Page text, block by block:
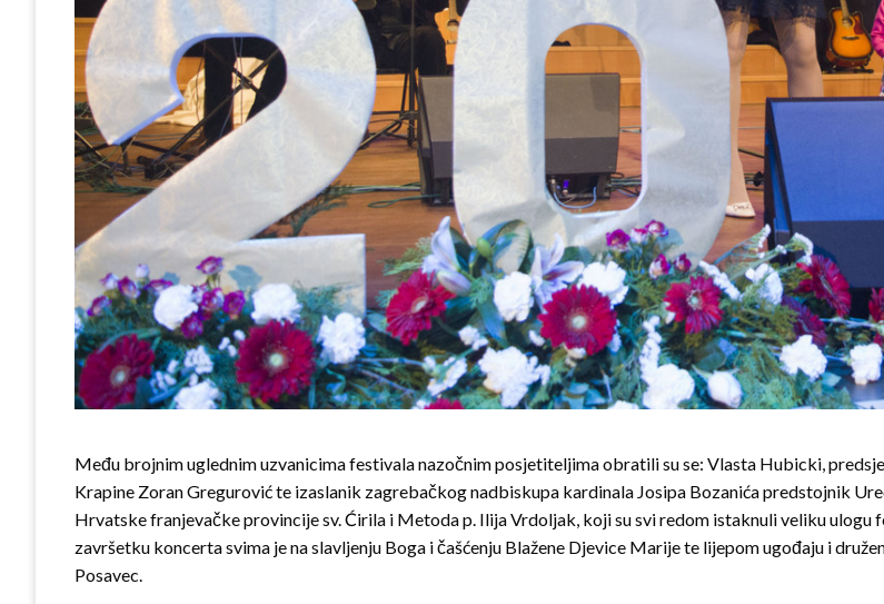
Među brojnim uglednim uzvanicima festivala nazočnim posjetiteljima obratili su se: Vlasta Hubicki,
Krapine Zoran Gregurović te izaslanik zagrebačkog nadbiskupa kardinala Josipa Bozanića predstojnik
Hrvatske franjevačke provincije sv. Ćirila i Metoda p. Ilija Vrdoljak, koji su svi redom istaknuli veliku
završetku koncerta svima je na slavljenju Boga i čašćenju Blažene Djevice Marije te lijepom ugođaju i
Posavec.